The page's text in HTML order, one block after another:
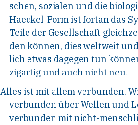
schen, sozialen und die
Haeckel-Form ist fortan das
Teile der Gesellschaft
den können, dies weltweit
lich etwas dagegen tun
zigartig und auch nicht neu.
Alles ist mit allemverbunden.
verbunden über Wellen und
verbunden mit nicht-